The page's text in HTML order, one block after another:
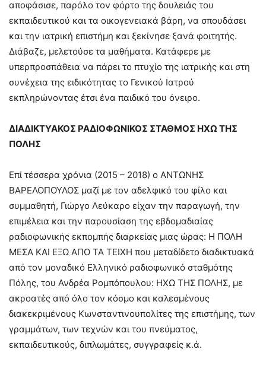
αποφάσισε, παρόλο τον φόρτο της δουλειάς του
εκπαιδευτικού και τα οικογενειακά βάρη, να σπουδάσει
και την ιατρική επιστήμη και ξεκίνησε ξανά φοιτητής.
Διάβαζε, μελετούσε τα μαθήματα. Κατάφερε με
υπερπροσπάθεια να πάρει το πτυχίο της ιατρικής και στη
συνέχεια της ειδικότητας το Γενικού Ιατρού
εκπληρώνοντας έτσι ένα παιδικό του όνειρο.
ΔΙΑΔΙΚΤΥΑΚΟΣ ΡΑΔΙΟΦΩΝΙΚΟΣ ΣΤΑΘΜΟΣ ΗΧΩ ΤΗΣ
ΠΟΛΗΣ
Επί τέσσερα χρόνια (2015 – 2018) ο ΑΝΤΩΝΗΣ
ΒΑΡΕΛΟΠΟΥΛΟΣ μαζί με τον αδελφικό του φίλο και
συμμαθητή, Γιώργο Λεύκαρο είχαν την παραγωγή, την
επιμέλεια και την παρουσίαση της εβδομαδιαίας
ραδιοφωνικής εκπομπής διαρκείας μιας ώρας: Η ΠΟΛΗ
ΜΕΣΑ ΚΑΙ ΕΞΩ ΑΠΟ ΤΑ ΤΕΙΧΗ που μεταδίδετο διαδικτυακά
από τον μοναδικό Ελληνικό ραδιοφωνικό σταθμότης
Πόλης, του Ανδρέα Ρομπόπουλου: ΗΧΩ ΤΗΣ ΠΟΛΗΣ, με
ακροατές από όλο τον κόσμο και καλεσμένους
διακεκριμένους Κωνσταντινουπολίτες της επιστήμης, των
γραμμάτων, των τεχνών και του πνεύματος,
εκπαιδευτικούς, διπλωμάτες, συγγραφείς κ.ά.